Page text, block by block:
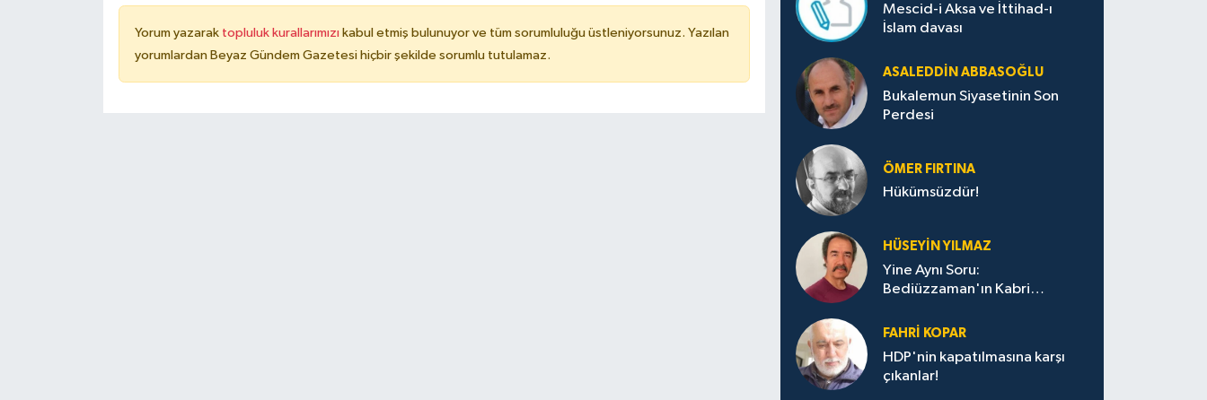
Yorum yazarak topluluk kurallarımızı kabul etmiş bulunuyor ve tüm sorumluluğu üstleniyorsunuz. Yazılan
yorumlardan Beyaz Gündem Gazetesi hiçbir şekilde sorumlu tutulamaz.
Mescid-i Aksa ve İttihad-ı
İslam davası
ASALEDDIN ABBASOĞLU
Bukalemun Siyasetinin Son
Perdesi
ÖMER FIRTINA
Hükümsüzdür!
HÜSEYIN YILMAZ
Yine Aynı Soru:
Bediüzzaman'ın Kabri
FAHRI KOPAR
HDP'nin kapatılmasına karşı
çıkanlar!